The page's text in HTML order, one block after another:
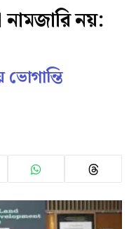
নামজারি নয়:
ভোগান্তি